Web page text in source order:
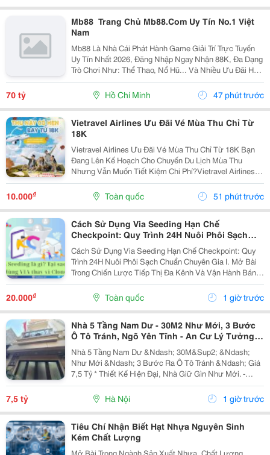
Mb88 ️ Trang Chủ Mb88.Com Uy Tín No.1 Việt
Nam
Mb88 Là Nhà Cái Phát Hành Game Giải Trí Trực Tuyến
Uy Tín Nhất 2026, Đăng Nhập Ngay Nhận 88K, Đa Dạng
Trò Chơi Như: Thể Thao, Nổ Hũ... Và Nhiều Ưu Đãi Hấp
Dẫn Nhận Mỗi Ngày. Thương Hiệu: Mb88 Địa Chỉ: 838
Đ. Lê Đức Thọ, Phường 16, An Hội Đông, Hồ...
70 tỷ Hồ Chí Minh 47 phút trước
Vietravel Airlines Ưu Đãi Vé Mùa Thu Chỉ Từ
18K
Vietravel Airlines Ưu Đãi Vé Mùa Thu Chỉ Từ 18K Bạn
Đang Lên Kế Hoạch Cho Chuyến Du Lịch Mùa Thu
Nhưng Vẫn Muốn Tiết Kiệm Chi Phí?Vietravel Airlines
Ưu Đãi Vé Mùa Thu Chỉ Từ 18K. Triển Khai Chương
Trình Khuyến Mại Hấp Dẫn &Ldquo;Thu Này Có Hẹn...
10.000₫ Toàn quốc 51 phút trước
Cách Sử Dụng Via Seeding Hạn Chế
Checkpoint: Quy Trình 24H Nuôi Phôi Sạch
Chuẩn Chuyên Gia
Cách Sử Dụng Via Seeding Hạn Chế Checkpoint: Quy
Trình 24H Nuôi Phôi Sạch Chuẩn Chuyên Gia I. Mở Bài
Trong Chiến Lược Tiếp Thị Đa Kênh Và Vận Hành Bán
Hàng Trên Nền Tảng Facebook Năm 2026, Seeding (Tạo
Hiệu Ứng Đám Đông) Là Yếu Tố Cốt Lõi Giúp...
20.000₫ Toàn quốc 1 giờ trước
Nhà 5 Tầng Nam Dư - 30M2 Như Mới, 3 Bước
Ô Tô Tránh, Ngõ Yên Tĩnh - An Cư Lý Tưởng -
Giá 7,5 Tỷ
Nhà 5 Tầng Nam Dư &Ndash; 30M&Sup2; &Ndash;
Như Mới &Ndash; 3 Bước Ra Ô Tô Tránh &Ndash; Giá
7,5 Tỷ * Thiết Kế Hiện Đại, Nhà Giữ Gìn Như Mới. -
Công Năng: 3 Phòng Ngủ, Phòng Khách, Bếp, Phòng
Thờ Và Sân Phơi. - Tầng 1: Phòng Khách, Bếp. - Tầng
7,5 tỷ Hà Nội 1 giờ trước
Tiêu Chí Nhận Biết Hạt Nhựa Nguyên Sinh
Kém Chất Lượng
Mở Bài Trong Ngành Sản Xuất Nhựa, Chất Lượng